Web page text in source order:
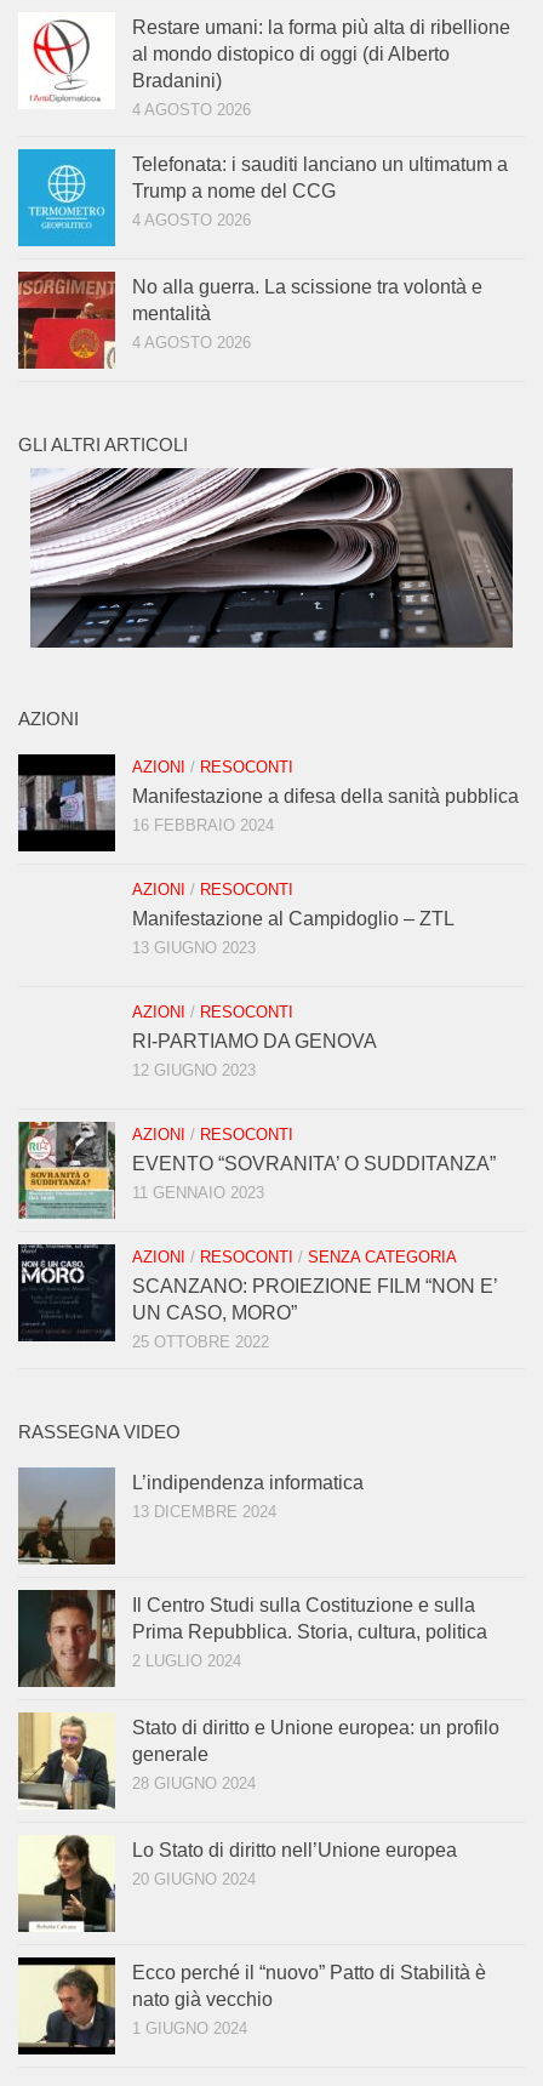
Restare umani: la forma più alta di ribellione
al mondo distopico di oggi (di Alberto
Bradanini)
4 AGOSTO 2026
Telefonata: i sauditi lanciano un ultimatum a
Trump a nome del CCG
4 AGOSTO 2026
No alla guerra. La scissione tra volontà e
mentalità
4 AGOSTO 2026
GLI ALTRI ARTICOLI
AZIONI
AZIONI / RESOCONTI
Manifestazione a difesa della sanità pubblica
16 FEBBRAIO 2024
AZIONI / RESOCONTI
Manifestazione al Campidoglio – ZTL
13 GIUGNO 2023
AZIONI / RESOCONTI
RI-PARTIAMO DA GENOVA
12 GIUGNO 2023
AZIONI / RESOCONTI
EVENTO “SOVRANITA’ O SUDDITANZA”
11 GENNAIO 2023
AZIONI / RESOCONTI / SENZA CATEGORIA
SCANZANO: PROIEZIONE FILM “NON E’
UN CASO, MORO”
25 OTTOBRE 2022
RASSEGNA VIDEO
L’indipendenza informatica
13 DICEMBRE 2024
Il Centro Studi sulla Costituzione e sulla
Prima Repubblica. Storia, cultura, politica
2 LUGLIO 2024
Stato di diritto e Unione europea: un profilo
generale
28 GIUGNO 2024
Lo Stato di diritto nell’Unione europea
20 GIUGNO 2024
Ecco perché il “nuovo” Patto di Stabilità è
nato già vecchio
1 GIUGNO 2024